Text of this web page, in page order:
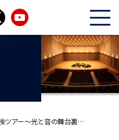
ツアー～光と音の舞台裏…